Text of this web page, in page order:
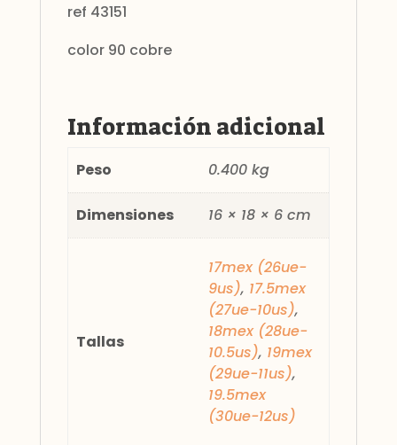
ref 43151
color 90 cobre
Información adicional
Peso 0.400 kg
Dimensiones 16 × 18 × 6 cm
Tallas
17mex (26ue-
9us), 17.5mex
(27ue-10us),
18mex (28ue-
10.5us), 19mex
(29ue-11us),
19.5mex
(30ue-12us)